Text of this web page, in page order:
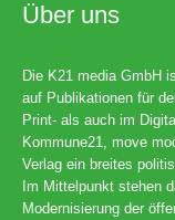
Über uns
Die K21 media GmbH
auf Publikationen für
Print- als auch im
Kommune21, move
Verlag ein breites
Im Mittelpunkt stehen
Modernisierung der